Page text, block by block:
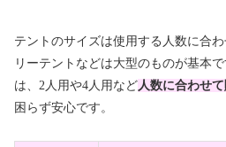
テントのサイズは使用する人数に合
リーテントなどは大型のものが基本
は、2人用や4人用など人数に合わせ
困らず安心です。